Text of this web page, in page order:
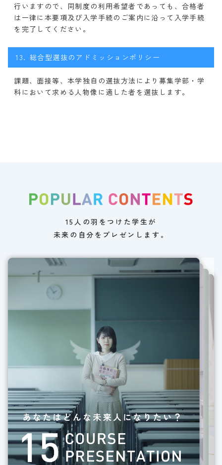
行いますので、同制度の利用希望者であっても、合格者
は一律に本要項及び入学手続のご案内に沿って入学手続
を完了してください。
13. 総合型選抜のアドミッションポリシー
課題、面接等、本学独自の選抜方法により募集学部・学
科において求める人物像に適した者を選抜します。
15人の羽をつけた学生が
未来の自分をプレゼンします。